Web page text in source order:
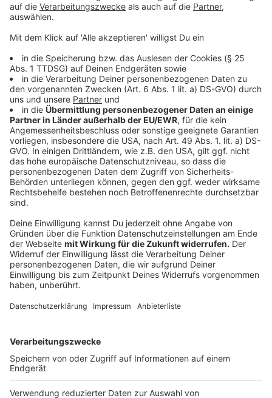
Coronaschutzverordnung:
Anzeige
"Versammlungen, Zusammenkünfte und
Veranstaltungen aus beruflichen, gewerblichen und
dienstlichen Gründen sind innerhalb und außerhalb von
Unternehmen, Betrieben und Behörden zulässig;
soweit sie aus sozial-kommunikativen Anlässen
erfolgen (auswärtige Teamtreffen, Betriebsausflüge,
Betriebsfeiern usw.) jedoch nur im Rahmen der für den
jeweiligen Veranstaltungsort nach dieser Verordnung
geltenden Vorgaben (…)".
Viele Unternehmen planen beispielsweise Online-
Weihnachtsfeiern mit Plätzchenbacken per Zoom-
Konferenz oder kleine Outdoor-Weihnachtsmärkte auf
dem eigenen Parkplatz als Alternative.
Autoren: Celina Pegel, José Narciandi
Anzeige